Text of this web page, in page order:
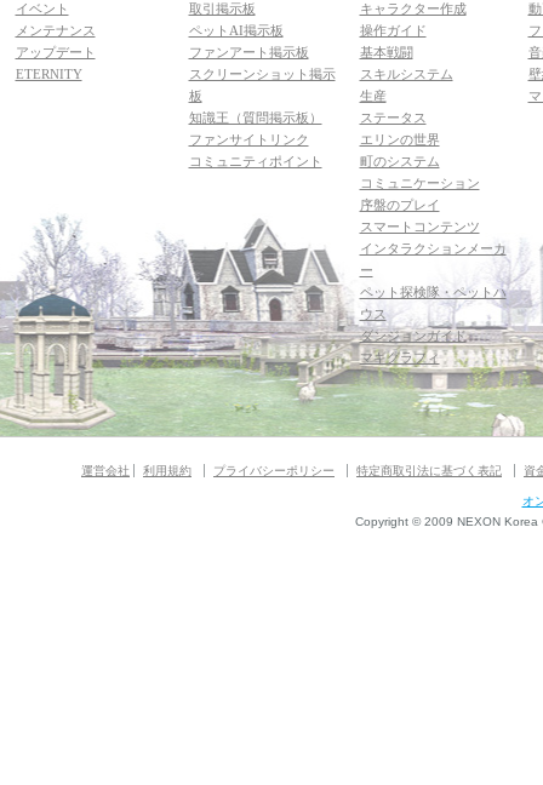
イベント
メンテナンス
アップデート
ETERNITY
取引掲示板
ペットAI掲示板
ファンアート掲示板
スクリーンショット掲示
板
知識王（質問掲示板）
ファンサイトリンク
コミュニティポイント
キャラクター作成
操作ガイド
基本戦闘
スキルシステム
生産
ステータス
エリンの世界
町のシステム
コミュニケーション
序盤のプレイ
スマートコンテンツ
インタラクションメーカ
ー
ペット探検隊・ペットハ
ウス
ダンジョンガイド
マギグラフィ
運営会社 利用規約 プライバシーポリシー 特定商取引法に基づく表記 資
オ
Copyright © 2009 NEXON Korea